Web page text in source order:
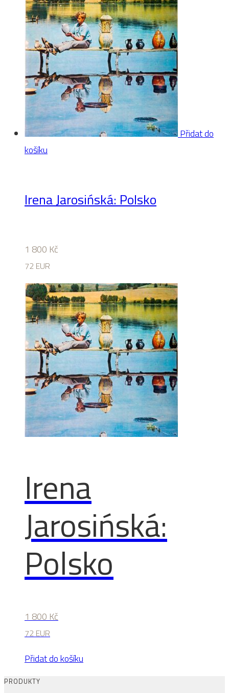
Přidat do
košíku
Irena Jarosińská: Polsko
1 800 Kč
72 EUR
Irena
Jarosińská:
Polsko
1 800 Kč
72 EUR
Přidat do košíku
PRODUKTY